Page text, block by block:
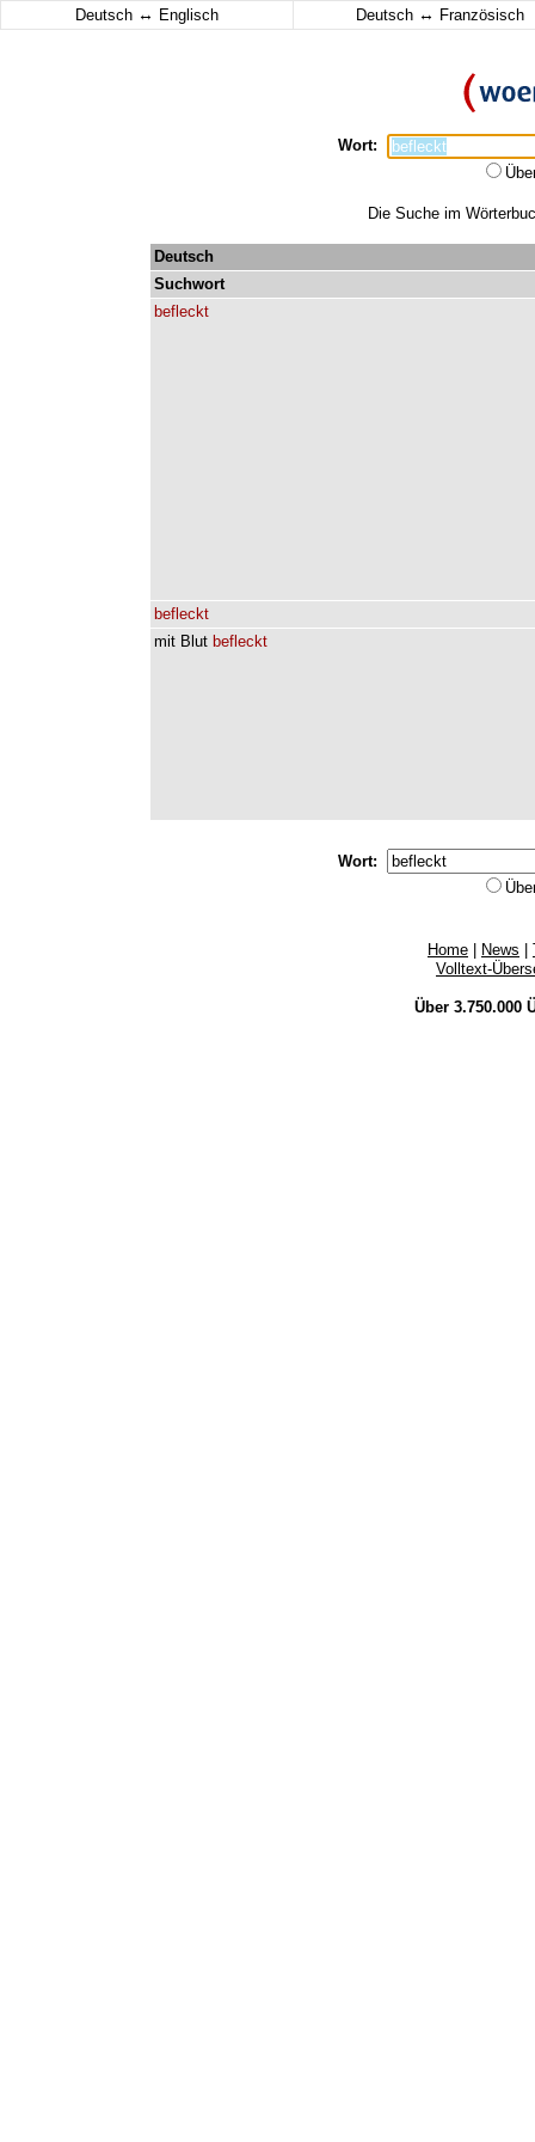
Deutsch ↔ Englisch Deutsch ↔ Französisch
Wort:
Die Suche im
Deutsch
Suchwort
befleckt
befleckt
mit Blut befleckt
Wort:
Home News
Volltext-
Über 3.750.000